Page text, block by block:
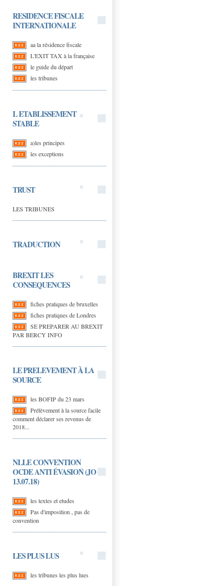
RESIDENCE FISCALE
INTERNATIONALE
aa la résidence fiscale
L'EXIT TAX à la française
le guide du départ
les tribunes
L ETABLISSEMENT
STABLE
a)les principes
les exceptions
TRUST
LES TRIBUNES
TRADUCTION
BREXIT LES
CONSEQUENCES
fiches pratiques de bruxelles
fiches pratiques de Londres
SE PREPARER AU BREXIT
PAR BERCY INFO
LE PRELEVEMENT À LA
SOURCE
les BOFIP du 23 mars
Prélèvement à la source facile
comment déclarer ses revenus de
2018...
NLLE CONVENTION
OCDE ANTI ÉVASION (JO
13.07.18)
les textes et etudes
Pas d'imposition , pas de
convention
LES PLUS LUS
les tribunes les plus lues